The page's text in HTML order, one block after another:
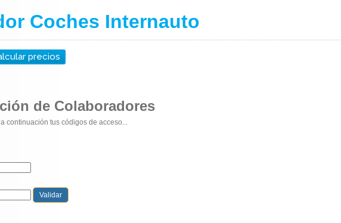
Coches Internauto
precios
de Colaboradores
continuación tus códigos de acceso...